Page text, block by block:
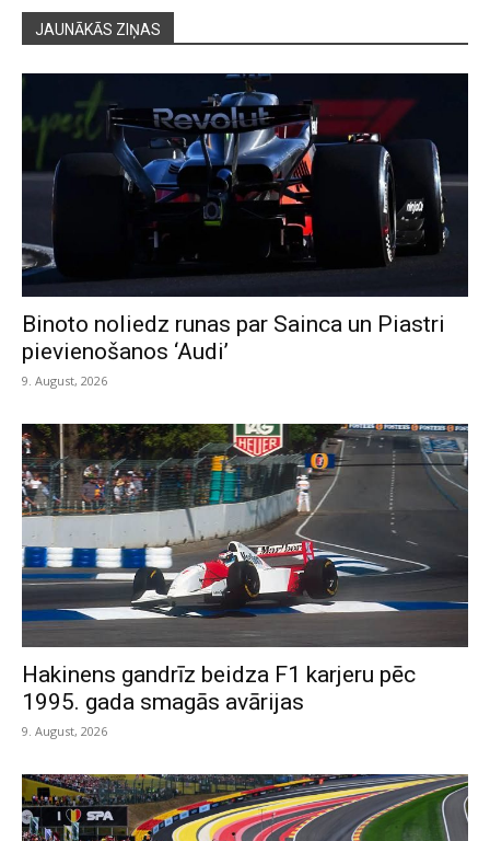
JAUNĀKĀS ZIŅAS
Binoto noliedz runas par Sainca un Piastri
pievienošanos ‘Audi’
9. August, 2026
Hakinens gandrīz beidza F1 karjeru pēc
1995. gada smagās avārijas
9. August, 2026